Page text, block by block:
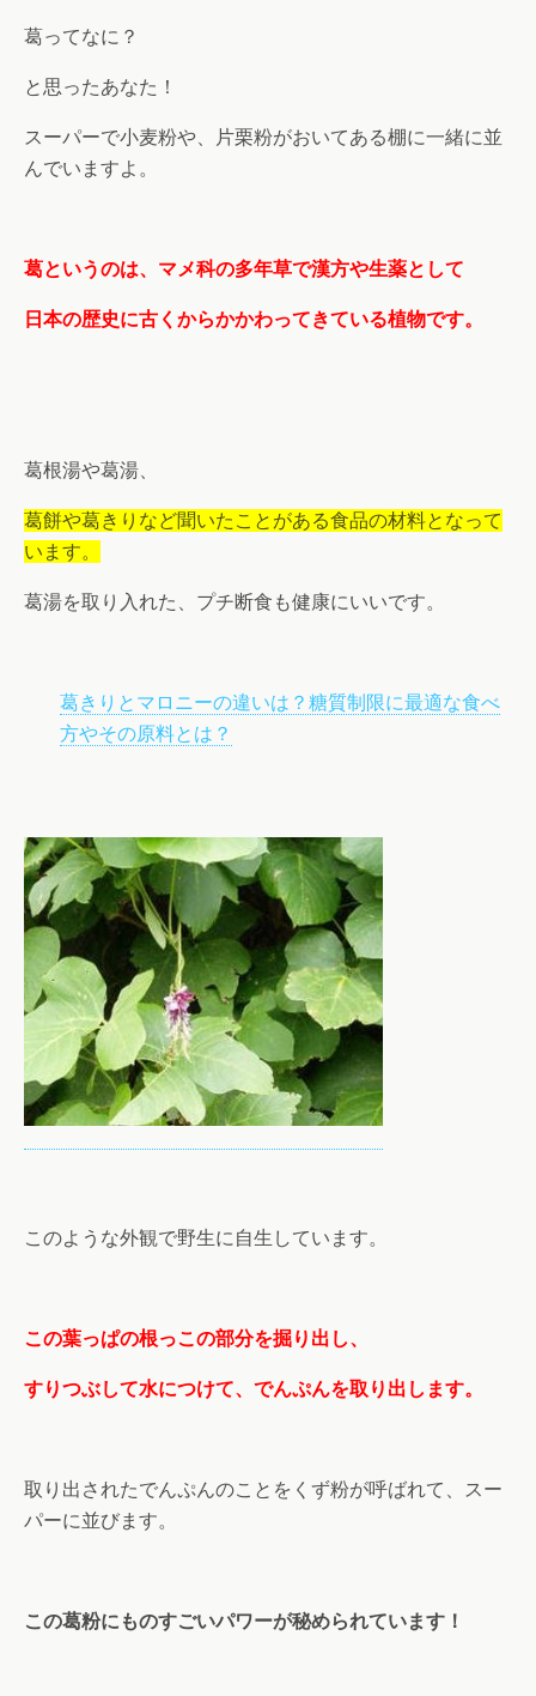
葛ってなに？
と思ったあなた！
スーパーで小麦粉や、片栗粉がおいてある棚に一緒に並
んでいますよ。
葛というのは、マメ科の多年草で漢方や生薬として
日本の歴史に古くからかかわってきている植物です。
葛根湯や葛湯、
葛餅や葛きりなど聞いたことがある食品の材料となって
います。
葛湯を取り入れた、プチ断食も健康にいいです。
葛きりとマロニーの違いは？糖質制限に最適な食べ
方やその原料とは？
このような外観で野生に自生しています。
この葉っぱの根っこの部分を掘り出し、
すりつぶして水につけて、でんぷんを取り出します。
取り出されたでんぷんのことをくず粉が呼ばれて、スー
パーに並びます。
この葛粉にものすごいパワーが秘められています！